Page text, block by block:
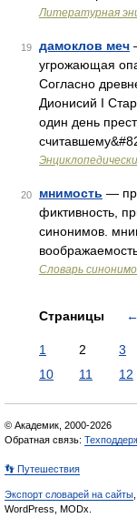
Литературная
19 дамоклов меч
угрожающая
Согласно
Дионисий I
один день
20 мнимость —
фиктивность,
синонимов.
Словарь
Страницы ←
1 2 3
10
11 12
© Академик, 2000-2026
Обратная связь:
👣 Путешествия
Экспорт словарей на сайты
WordPress, MODx.